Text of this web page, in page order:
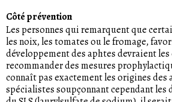
Côté prévention
Les personnes qui remarquent que
les noix, les tomates ou le fromage,
développement des aphtes devraient
recommander des mesures
connaît pas exactement les origines des
spécialistes soupçonnant cependant